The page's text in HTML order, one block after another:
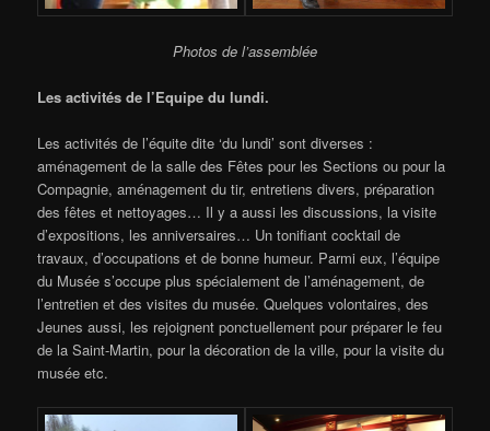
Photos de l’assemblée
Les activités de l’Equipe du lundi.
Les activités de l’équite dite ‘du lundi’ sont diverses :
aménagement de la salle des Fêtes pour les Sections ou pour la
Compagnie, aménagement du tir, entretiens divers, préparation
des fêtes et nettoyages… Il y a aussi les discussions, la visite
d’expositions, les anniversaires… Un tonifiant cocktail de
travaux, d’occupations et de bonne humeur. Parmi eux, l’équipe
du Musée s’occupe plus spécialement de l’aménagement, de
l’entretien et des visites du musée. Quelques volontaires, des
Jeunes aussi, les rejoignent ponctuellement pour préparer le feu
de la Saint-Martin, pour la décoration de la ville, pour la visite du
musée etc.